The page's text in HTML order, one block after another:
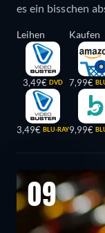
es ein bisschen
Leihen
3,49€ DVD
3,49€ BLU-RAY
Kaufen
7,99€
9,99€
09